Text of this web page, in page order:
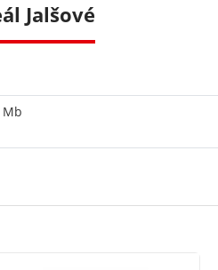
Jalšové